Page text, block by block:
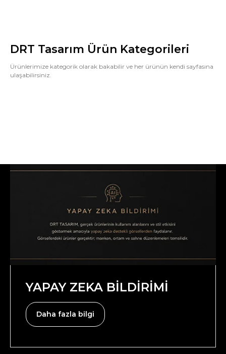
DRT Tasarım Ürün Kategorileri
Ürünlerimize kategorik olarak bakabilir ve her ürünün kendi sayfasına
ulaşabilirsiniz.
YAPAY ZEKA BİLDİRİMİ
Daha fazla bilgi